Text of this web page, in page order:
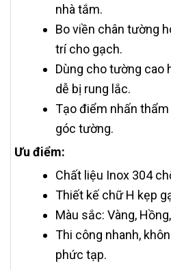
nhà tắm.
Bo viền chân tường
trí cho gạch.
Dùng cho tường cao
dễ bị rung lắc.
Tạo điểm nhấn
góc tường.
Ưu điểm:
Chất liệu Inox 304
Thiết kế chữ H kẹp
Màu sắc: Vàng,
Thi công nhanh,
phức tạp.